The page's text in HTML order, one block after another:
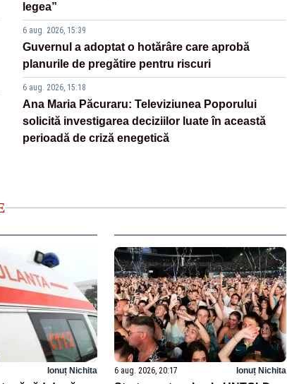
legea”
6 aug. 2026, 15:39
Guvernul a adoptat o hotărâre care aprobă
planurile de pregătire pentru riscuri
6 aug. 2026, 15:18
Ana Maria Păcuraru: Televiziunea Poporului
solicită investigarea deciziilor luate în această
perioadă de criză enegetică
Ionuț Nichita 6 aug. 2026, 20:17 Ionuț Nichita